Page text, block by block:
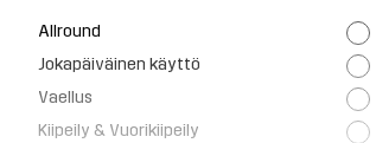
Allround
Jokapäiväinen käyttö
Vaellus
Kiipeily & Vuorikiipeily